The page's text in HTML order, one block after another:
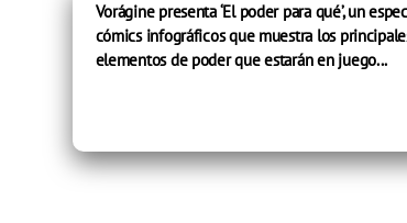
Vorágine presenta ‘El poder para qué’, un
cómics infográficos que muestra los
elementos de poder que estarán en juego...